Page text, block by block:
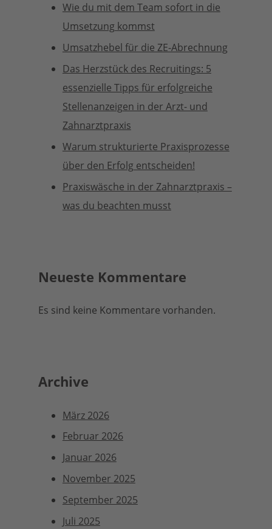
Wie du mit dem Team sofort in die
Umsetzung kommst
Umsatzhebel für die ZE-Abrechnung
Das Herzstück des Recruitings: 5
essenzielle Tipps für erfolgreiche
Stellenanzeigen in der Arzt- und
Zahnarztpraxis
Warum strukturierte Praxisprozesse
über den Erfolg entscheiden!
Praxiswäsche in der Zahnarztpraxis –
was du beachten musst
Neueste Kommentare
Es sind keine Kommentare vorhanden.
Archive
März 2026
Februar 2026
Januar 2026
November 2025
September 2025
Juli 2025